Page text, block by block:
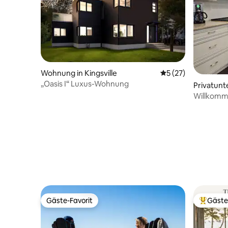
Wohnung in Kingsville Durchschnittliche
5 (27)
„Oasis I“ Luxus-Wohnung
Gäste-Favorit
Gäste-Favorit